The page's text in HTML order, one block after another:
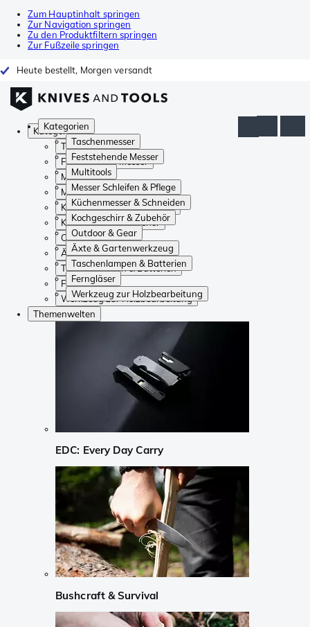
Zum Hauptinhalt springen
Zur Navigation springen
Zu den Produktfiltern springen
Zur Fußzeile springen
Heute bestellt, Morgen versandt
Kategorien
Taschenmesser
Feststehende Messer
Multitools
Messer Schleifen & Pflege
Küchenmesser & Schneiden
Kochgeschirr & Zubehör
Outdoor & Gear
Äxte & Gartenwerkzeug
Taschenlampen & Batterien
Ferngläser
Werkzeug zur Holzbearbeitung
Kategorien
Taschenmesser
Feststehende Messer
Multitools
Messer Schleifen & Pflege
Küchenmesser & Schneiden
Kochgeschirr & Zubehör
Outdoor & Gear
Äxte & Gartenwerkzeug
Taschenlampen & Batterien
Ferngläser
Werkzeug zur Holzbearbeitung
Themenwelten
EDC: Every Day Carry
Bushcraft & Survival